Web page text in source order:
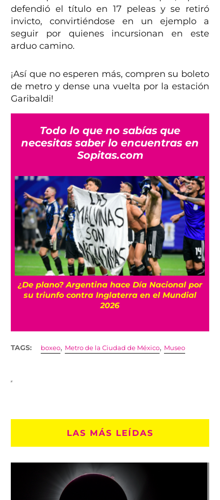
defendió el título en 17 peleas y se retiró
invicto, convirtiéndose en un ejemplo a
seguir por quienes incursionan en este
arduo camino.
¡Así que no esperen más, compren su boleto
de metro y dense una vuelta por la estación
Garibaldi!
Todo lo que no sabías que
necesitas saber lo encuentras en
Sopitas.com
¿De plano? Argentina hace Día Nacional por
su triunfo contra Inglaterra en el Mundial
2026
TAGS: boxeo, Metro de la Ciudad de México, Museo
LAS MÁS LEÍDAS